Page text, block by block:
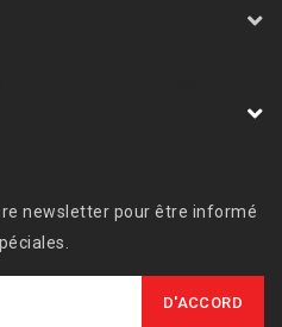
newsletter pour être informé